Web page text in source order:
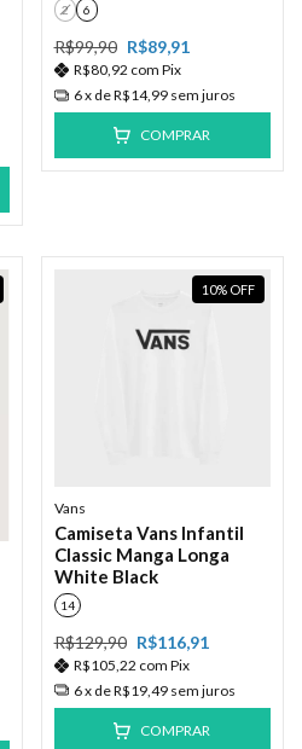
2 6
R$99,90 R$89,91
R$80,92 com Pix
6x deR$14,99 sem juros
COMPRAR
10% OFF
Vans
Camiseta Vans Infantil
Classic Manga Longa
White Black
14
R$129,90 R$116,91
R$105,22 com Pix
6x deR$19,49 sem juros
COMPRAR